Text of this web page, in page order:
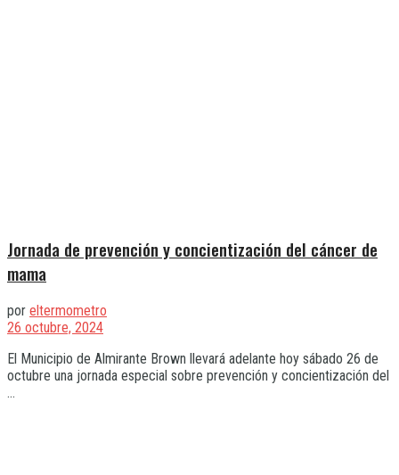
Jornada de prevención y concientización del cáncer de
mama
por eltermometro
26 octubre, 2024
El Municipio de Almirante Brown llevará adelante hoy sábado 26 de
octubre una jornada especial sobre prevención y concientización del
...